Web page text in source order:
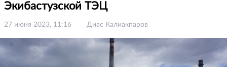
Экибастузской ТЭЦ
27 июня 2023, 11:16 Диас Калиакпаров